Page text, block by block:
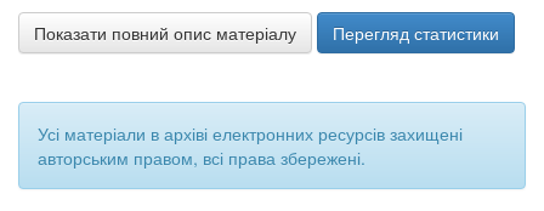
Показати повний опис матеріалу Перегляд статистики
Усі матеріали в архіві електронних ресурсів захищені
авторським правом, всі права збережені.